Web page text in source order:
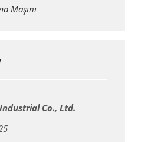
Maşını
Co., Ltd.